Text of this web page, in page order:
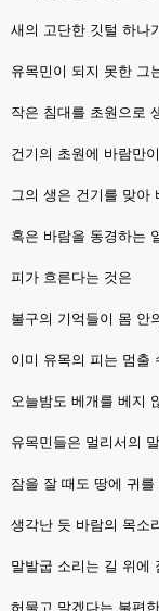
새의 고단한 깃털 하나
유목민이 되지 못한 그
작은 침대를 초원으로
건기의 초원에 바람만
그의 생은 건기를 맞아
혹은 바람을 동경하는
피가 흐른다는 것은
불구의 기억들이 몸 안
이미 유목의 피는 멈출
오늘밤도 베개를 베지
유목민들은 멀리서의
잠을 잘 때도 땅에 귀
생각난 듯 바람의 목소
말발굽 소리는 길 위에
허물고 말겠다는 불편